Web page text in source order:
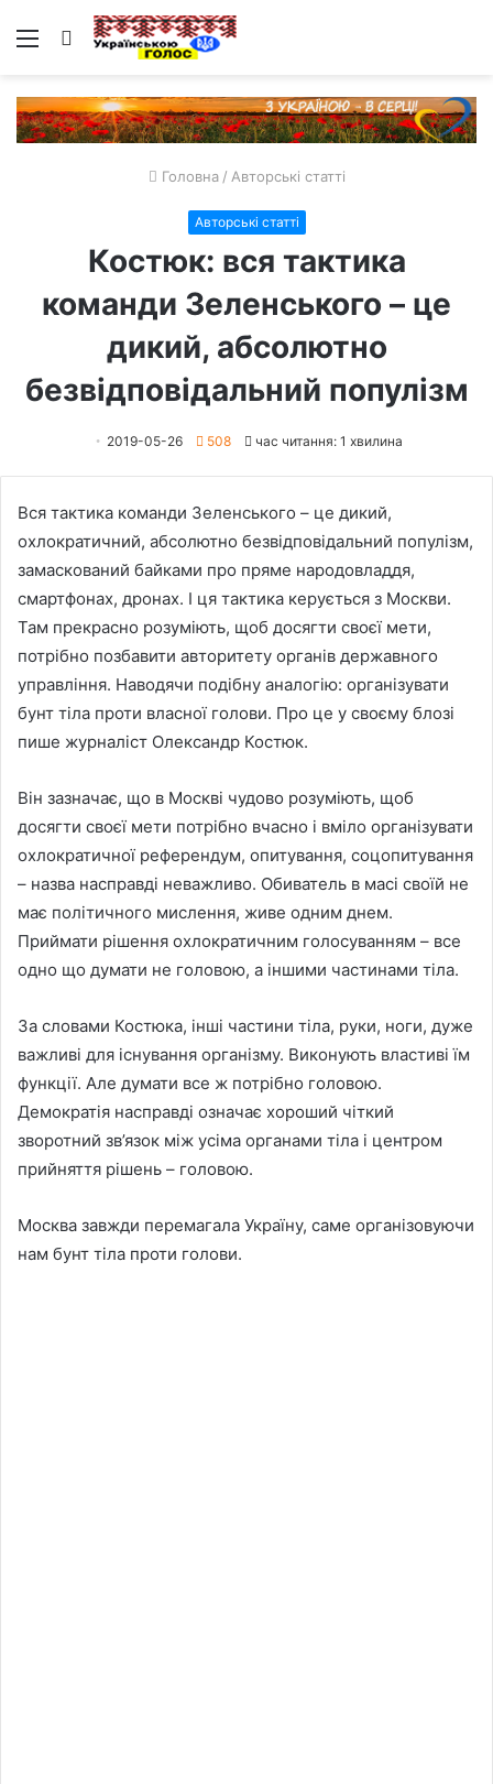
Меню Пошук
Головна / Авторські статті
Авторські статті
Костюк: вся тактика
команди Зеленського – це
дикий, абсолютно
безвідповідальний популізм
2019-05-26 508 час читання: 1 хвилина
Вся тактика команди Зеленського – це дикий,
охлократичний, абсолютно безвідповідальний популізм,
замаскований байками про пряме народовладдя,
смартфонах, дронах. І ця тактика керується з Москви.
Там прекрасно розуміють, щоб досягти своєї мети,
потрібно позбавити авторитету органів державного
управління. Наводячи подібну аналогію: організувати
бунт тіла проти власної голови. Про це у своєму блозі
пише журналіст Олександр Костюк.
Він зазначає, що в Москві чудово розуміють, щоб
досягти своєї мети потрібно вчасно і вміло організувати
охлократичної референдум, опитування, соцопитування
– назва насправді неважливо. Обиватель в масі своїй не
має політичного мислення, живе одним днем.
Приймати рішення охлократичним голосуванням – все
одно що думати не головою, а іншими частинами тіла.
За словами Костюка, інші частини тіла, руки, ноги, дуже
важливі для існування організму. Виконують властиві їм
функції. Але думати все ж потрібно головою.
Демократія насправді означає хороший чіткий
зворотний зв’язок між усіма органами тіла і центром
прийняття рішень – головою.
Москва завжди перемагала Україну, саме організовуючи
нам бунт тіла проти голови.